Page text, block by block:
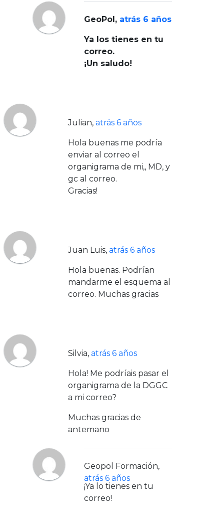
GeoPol, atrás 6 años
Ya los tienes en tu
correo.
¡Un saludo!
Julian, atrás 6 años
Hola buenas me podría
enviar al correo el
organigrama de mi,, MD, y
gc al correo.
Gracias!
Juan Luis, atrás 6 años
Hola buenas. Podrían
mandarme el esquema al
correo. Muchas gracias
Silvia, atrás 6 años
Hola! Me podríais pasar el
organigrama de la DGGC
a mi correo?
Muchas gracias de
antemano
Geopol Formación,
atrás 6 años
¡Ya lo tienes en tu
correo!